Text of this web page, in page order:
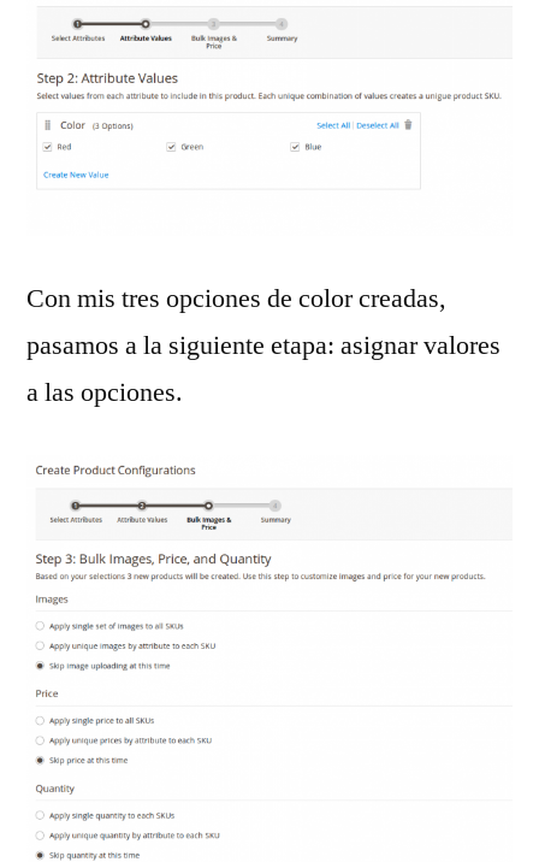
Con mis tres opciones de color creadas,
pasamos a la siguiente etapa: asignar valores
a las opciones.